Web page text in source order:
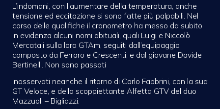
L’indomani, con l’aumentare della temperatura, anche
tensione ed eccitazione si sono fatte più palpabili. Nel
corso delle qualifiche il cronometro ha messo da subito
in evidenza alcuni nomi abituali, quali Luigi e Niccolò
Mercatali sulla loro GTAm, seguiti dall’equipaggio
composto da Ferraro e Crescenti, e dal giovane Davide
Bertinelli. Non sono passati
inosservati neanche il ritorno di Carlo Fabbrini, con la sua
GT Veloce, e della scoppiettante Alfetta GTV del duo
Mazzuoli – Bigliazzi.